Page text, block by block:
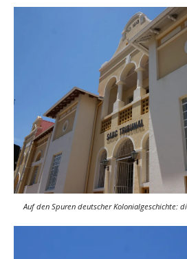
Auf den Spuren deutscher Kolonialgeschichte: